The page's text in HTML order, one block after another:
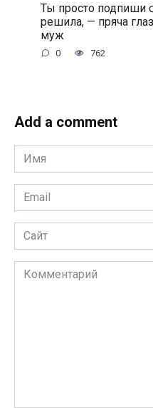
Ты просто подпиши
решила, — пряча
муж
0 762
Add a comment
Имя
*
Email
*
Сайт
Комментарий